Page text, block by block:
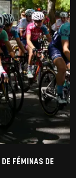
FÉMINAS DE